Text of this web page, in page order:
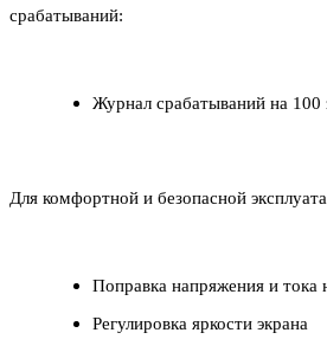
срабатываний:
Журнал срабатываний на 100
Для комфортной и безопасной
Поправка напряжения и тока
Регулировка яркости экрана